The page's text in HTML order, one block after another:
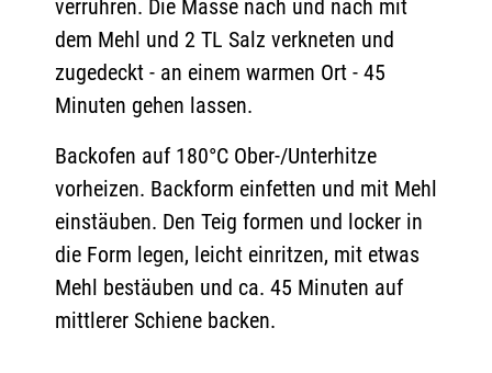
verrühren. Die Masse nach und nach mit
dem Mehl und 2 TL Salz verkneten und
zugedeckt - an einem warmen Ort - 45
Minuten gehen lassen.
Backofen auf 180°C Ober-/Unterhitze
vorheizen. Backform einfetten und mit Mehl
einstäuben. Den Teig formen und locker in
die Form legen, leicht einritzen, mit etwas
Mehl bestäuben und ca. 45 Minuten auf
mittlerer Schiene backen.